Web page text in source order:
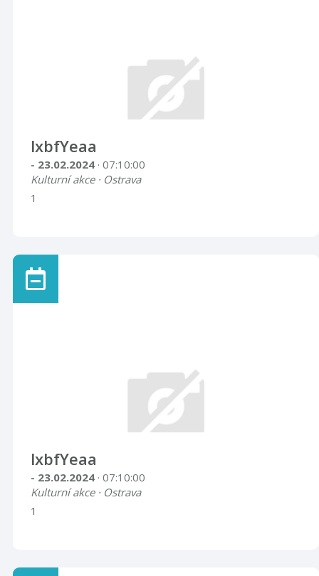
lxbfYeaa
- 23.02.2024 · 07:10:00
Kulturní akce · Ostrava
1
lxbfYeaa
- 23.02.2024 · 07:10:00
Kulturní akce · Ostrava
1